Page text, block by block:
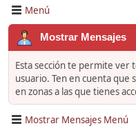
Menú
Mostrar Mensajes
Esta sección te permite ver
usuario. Ten en cuenta que
en zonas a las que tienes
Mostrar Mensajes Menú